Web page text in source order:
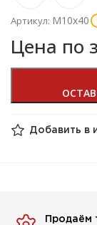
Артикул: М10х40
Цена по
Добавить в
Продаём